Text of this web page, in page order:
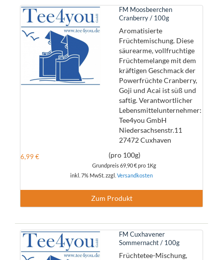
FM Moosbeerchen
Cranberry / 100g
Aromatisierte
Früchtemischung. Diese
säurearme, vollfruchtige
Früchtemelange mit dem
kräftigen Geschmack der
Powerfrüchte Cranberry,
Goji und Acai ist süß und
saftig. Verantwortlicher
Lebensmittelunternehmer:
Tee4you GmbH
Niedersachsenstr.11
27472 Cuxhaven
6,99 € (pro 100g)
Grundpreis69,90 €pro 1Kg
inkl. 7% MwSt. zzgl. Versandkosten
Zum Produkt
FM Cuxhavener
Sommernacht / 100g
Früchtetee-Mischung,